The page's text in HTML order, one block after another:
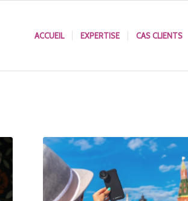
ACCUEIL EXPERTISE CAS CLIENTS